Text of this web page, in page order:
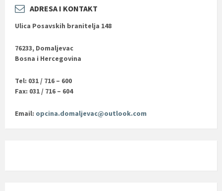
ADRESA I KONTAKT
Ulica Posavskih branitelja 148
76233, Domaljevac
Bosna i Hercegovina
Tel: 031 / 716 – 600
Fax: 031 / 716 – 604
Email: opcina.domaljevac@outlook.com